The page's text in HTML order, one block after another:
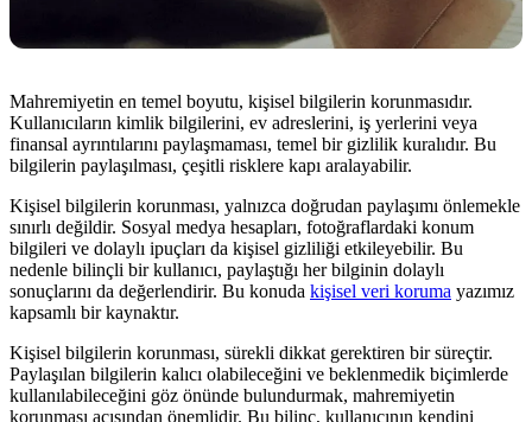
Mahremiyetin en temel boyutu, kişisel bilgilerin korunmasıdır.
Kullanıcıların kimlik bilgilerini, ev adreslerini, iş yerlerini veya
finansal ayrıntılarını paylaşmaması, temel bir gizlilik kuralıdır. Bu
bilgilerin paylaşılması, çeşitli risklere kapı aralayabilir.
Kişisel bilgilerin korunması, yalnızca doğrudan paylaşımı önlemekle
sınırlı değildir. Sosyal medya hesapları, fotoğraflardaki konum
bilgileri ve dolaylı ipuçları da kişisel gizliliği etkileyebilir. Bu
nedenle bilinçli bir kullanıcı, paylaştığı her bilginin dolaylı
sonuçlarını da değerlendirir. Bu konuda kişisel veri koruma yazımız
kapsamlı bir kaynaktır.
Kişisel bilgilerin korunması, sürekli dikkat gerektiren bir süreçtir.
Paylaşılan bilgilerin kalıcı olabileceğini ve beklenmedik biçimlerde
kullanılabileceğini göz önünde bulundurmak, mahremiyetin
korunması açısından önemlidir. Bu bilinç, kullanıcının kendini